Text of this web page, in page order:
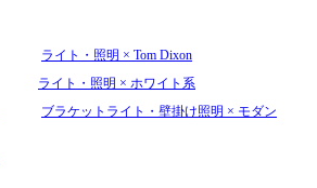
ライト・照明 × Tom Dixon
ライト・照明 × ホワイト系
ブラケットライト・壁掛け照明 × モダン